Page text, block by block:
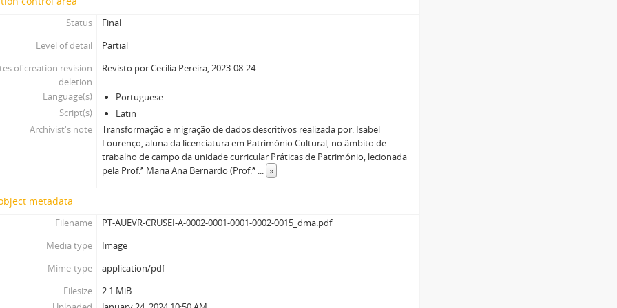
Status
Final
Level of detail
Partial
of creation revision
deletion
Revisto por Cecília Pereira, 2023-08-24.
Language(s)
Portuguese
Script(s)
Latin
Archivist's note
Transformação e migração de dados descritivos realizada por: Isabel
Lourenço, aluna da licenciatura em Património Cultural, no âmbito de
trabalho de campo da unidade curricular Práticas de Património, lecionada
pela Prof.ª Maria Ana Bernardo (Prof.ª ... »
metadata
Filename
PT-AUEVR-CRUSEI-A-0002-0001-0001-0002-0015_dma.pdf
Media type
Image
Mime-type
application/pdf
Filesize
2.1 MiB